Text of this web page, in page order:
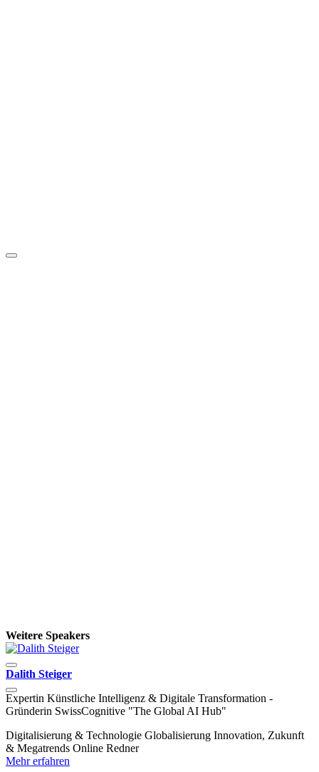
Weitere Speakers
Dalith Steiger
Expertin Künstliche Intelligenz & Digitale Transformation -
Gründerin SwissCognitive "The Global AI Hub"
Digitalisierung & Technologie Globalisierung Innovation, Zukunft
& Megatrends Online Redner
Mehr erfahren